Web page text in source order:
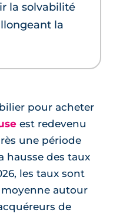
la solvabilité
la
pour acheter
est redevenu
une période
hausse des taux
les taux sont
autour
de